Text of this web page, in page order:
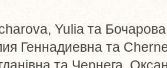
Yulia та
Геннадиевна та
та Чернега,